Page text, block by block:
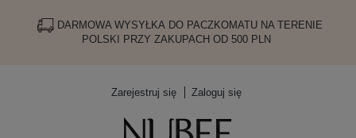
DARMOWA WYSYŁKA DO PACZKOMATU NA TERENIE
POLSKI PRZY ZAKUPACH OD 500 PLN
Zarejestruj się Zaloguj się